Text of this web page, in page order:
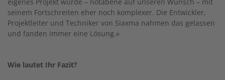
seinem Fortschreiten eher noch komplexer. Die Entwickler,
Projektleiter und Techniker von Siaxma nahmen das gelassen
und fanden immer eine Lösung.»
Wie lautet Ihr Fazit?